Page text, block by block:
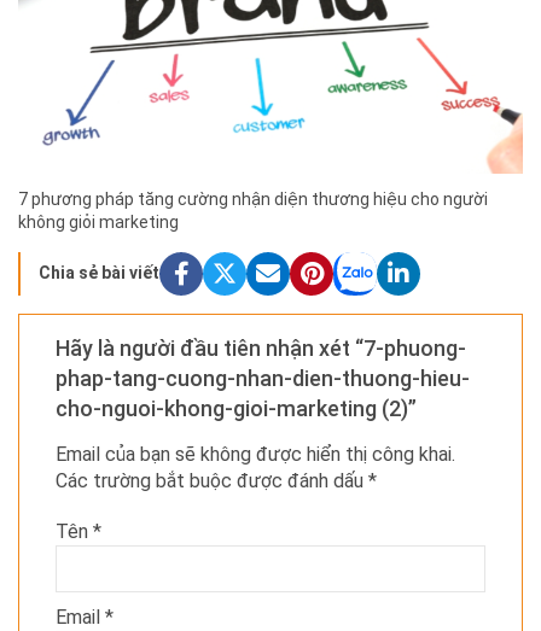
7 phương pháp tăng cường nhận diện thương hiệu cho người
không giỏi marketing
Chia sẻ bài viết
Hãy là người đầu tiên nhận xét “7-phuong-
phap-tang-cuong-nhan-dien-thuong-hieu-
cho-nguoi-khong-gioi-marketing (2)”
Email của bạn sẽ không được hiển thị công khai.
Các trường bắt buộc được đánh dấu *
Tên *
Email *